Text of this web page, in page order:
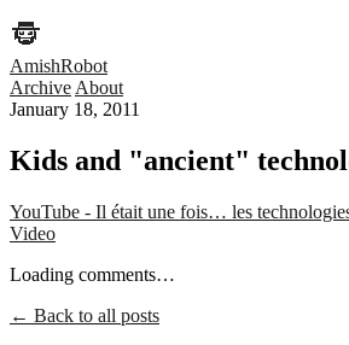
AmishRobot
Archive About
January 18, 2011
Kids and "ancient"
YouTube - Il était une fois… les
Video
Loading comments…
← Back to all posts